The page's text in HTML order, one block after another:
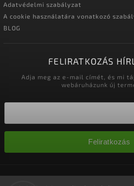
Adatvédelmi szabályzat
A cookie használatára vonatkozó
BLOG
FELIRATKOZÁS
Adja meg az e-mail címét, és mi
webáruházunk új
Feliratkozás